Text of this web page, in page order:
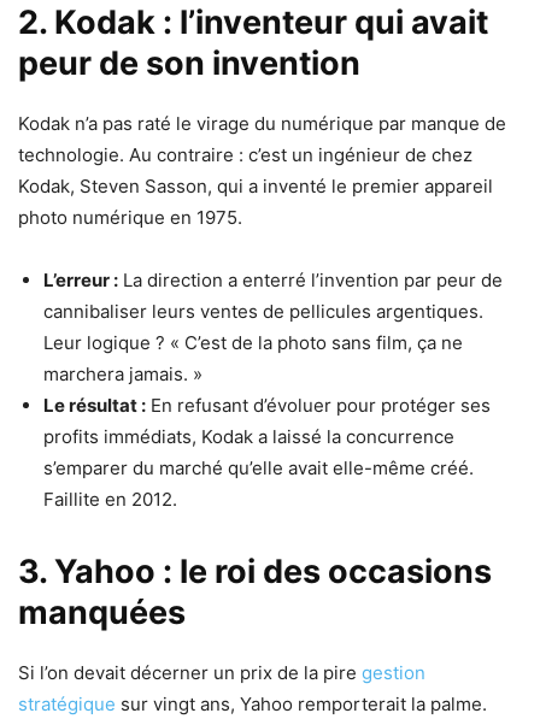
2. Kodak : l’inventeur qui avait
peur de son invention
Kodak n’a pas raté le virage du numérique par manque de
technologie. Au contraire : c’est un ingénieur de chez
Kodak, Steven Sasson, qui a inventé le premier appareil
photo numérique en 1975.
L’erreur : La direction a enterré l’invention par peur de
cannibaliser leurs ventes de pellicules argentiques.
Leur logique ? « C’est de la photo sans film, ça ne
marchera jamais. »
Le résultat : En refusant d’évoluer pour protéger ses
profits immédiats, Kodak a laissé la concurrence
s’emparer du marché qu’elle avait elle-même créé.
Faillite en 2012.
3. Yahoo : le roi des occasions
manquées
Si l’on devait décerner un prix de la pire gestion
stratégique sur vingt ans, Yahoo remporterait la palme.